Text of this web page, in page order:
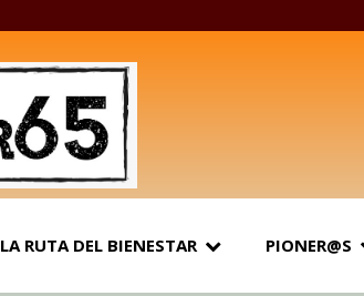
LA RUTA DEL BIENESTAR PIONER@S